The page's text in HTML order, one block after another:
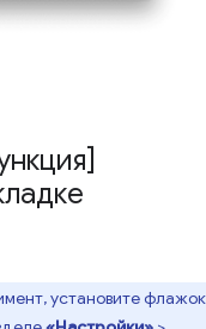
установите флажок